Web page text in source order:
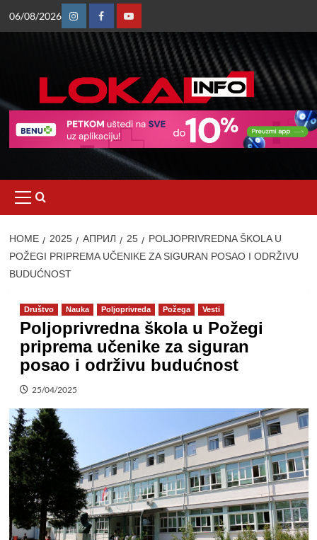
06/08/2026
InstagramFacebookYoutube
Menu
HOME 2025 АПРИЛ 25
POLJOPRIVREDNA ŠKOLA U
POŽEGI PRIPREMA UČENIKE ZA SIGURAN POSAO I ODRŽIVU
BUDUĆNOST
Društvo Nauka Poljoprivreda Požega Vesti
Poljoprivredna škola u Požegi
priprema učenike za siguran
posao i održivu budućnost
25/04/2025